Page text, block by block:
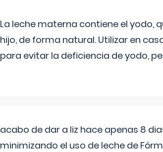
La leche materna contiene el yodo,
hijo, de forma natural. Utilizar en
para evitar la deficiencia de yodo,
acabo de dar a liz hace apenas 8
minimizando el uso de leche de